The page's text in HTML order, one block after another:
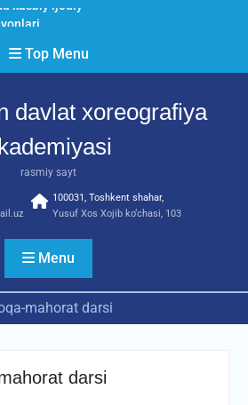
DAVLAT
(ijodiy)
Top Menu
davlat xoreografiya
rasmiy sayt
100031, Toshkent shahar,
Yusuf Xos Xojib ko‘chasi, 103
Menu
mahorat darsi
darsi